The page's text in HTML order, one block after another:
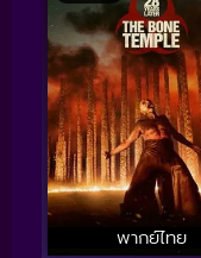
พากย์ไทย